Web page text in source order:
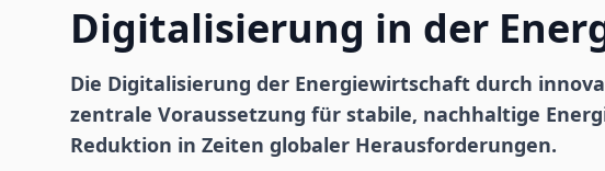
Digitalisierung in der
Die Digitalisierung der Energiewirtschaft durch
zentrale Voraussetzung für stabile, nachhaltige
Reduktion in Zeiten globaler Herausforderungen.